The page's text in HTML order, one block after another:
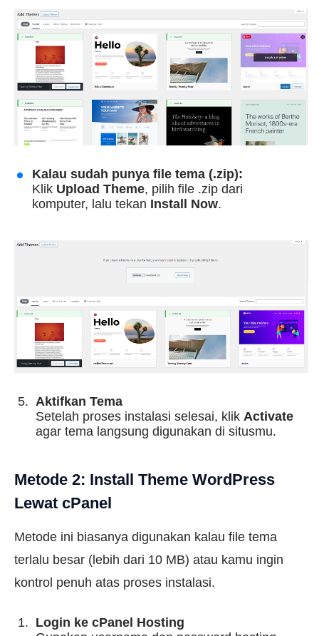
Kalau sudah punya file tema (.zip):
Klik Upload Theme, pilih file .zip dari
komputer, lalu tekan Install Now.
Aktifkan Tema
Setelah proses instalasi selesai, klik Activate
agar tema langsung digunakan di situsmu.
Metode 2: Install Theme WordPress
Lewat cPanel
Metode ini biasanya digunakan kalau file tema
terlalu besar (lebih dari 10 MB) atau kamu ingin
kontrol penuh atas proses instalasi.
Login ke cPanel Hosting